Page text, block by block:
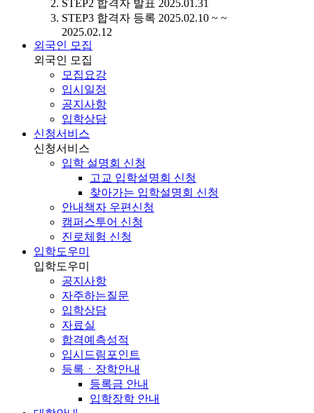
STEP2 합격자 발표 2025.01.31
STEP3 합격자 등록 2025.02.10 ~ ~
2025.02.12
외국인 모집
외국인 모집
모집요강
입시일정
공지사항
입학상담
신청서비스
신청서비스
입학 설명회 신청
고교 입학설명회 신청
찾아가는 입학설명회 신청
안내책자 우편신청
캠퍼스투어 신청
진로체험 신청
입학도우미
입학도우미
공지사항
자주하는질문
입학상담
자료실
합격예측성적
입시드림포인트
등록ㆍ장학안내
등록금 안내
입학장학 안내